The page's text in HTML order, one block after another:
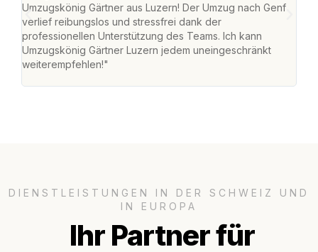
Umzugskönig Gärtner aus Luzern! Der Umzug nach Genf
verlief reibungslos und stressfrei dank der
professionellen Unterstützung des Teams. Ich kann
Umzugskönig Gärtner Luzern jedem uneingeschränkt
weiterempfehlen!"
DIENSTLEISTUNGEN IN DER SCHWEIZ UND
IN EUROPA
Ihr Partner für